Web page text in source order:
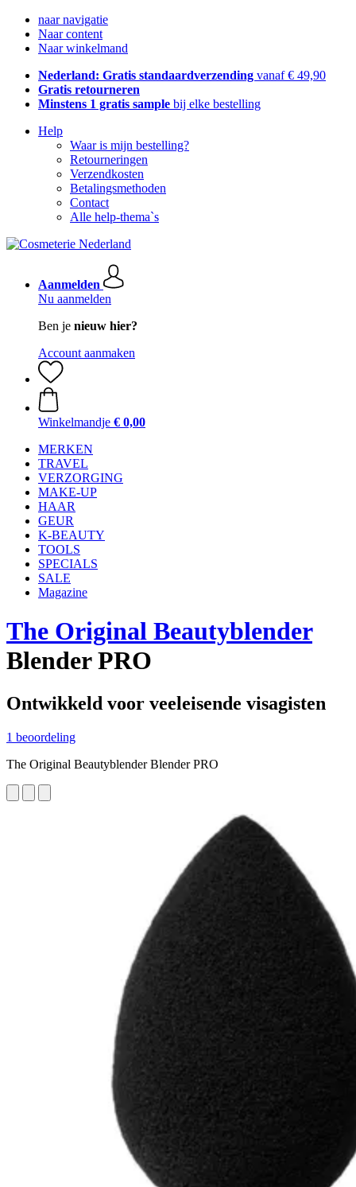
naar navigatie
Naar content
Naar winkelmand
Nederland: Gratis standaardverzending vanaf € 49,90
Gratis retourneren
Minstens 1 gratis sample bij elke bestelling
Help
Waar is mijn bestelling?
Retourneringen
Verzendkosten
Betalingsmethoden
Contact
Alle help-thema`s
Aanmelden
Nu aanmelden
Ben je nieuw hier?
Account aanmaken
Winkelmandje € 0,00
MERKEN
TRAVEL
VERZORGING
MAKE-UP
HAAR
GEUR
K-BEAUTY
TOOLS
SPECIALS
SALE
Magazine
The Original Beautyblender
Blender PRO
Ontwikkeld voor veeleisende visagisten
1 beoordeling
The Original Beautyblender Blender PRO